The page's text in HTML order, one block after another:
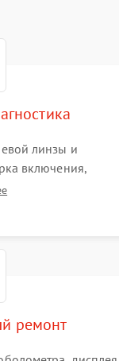
линзы и
включения,
Оценка
ремонт